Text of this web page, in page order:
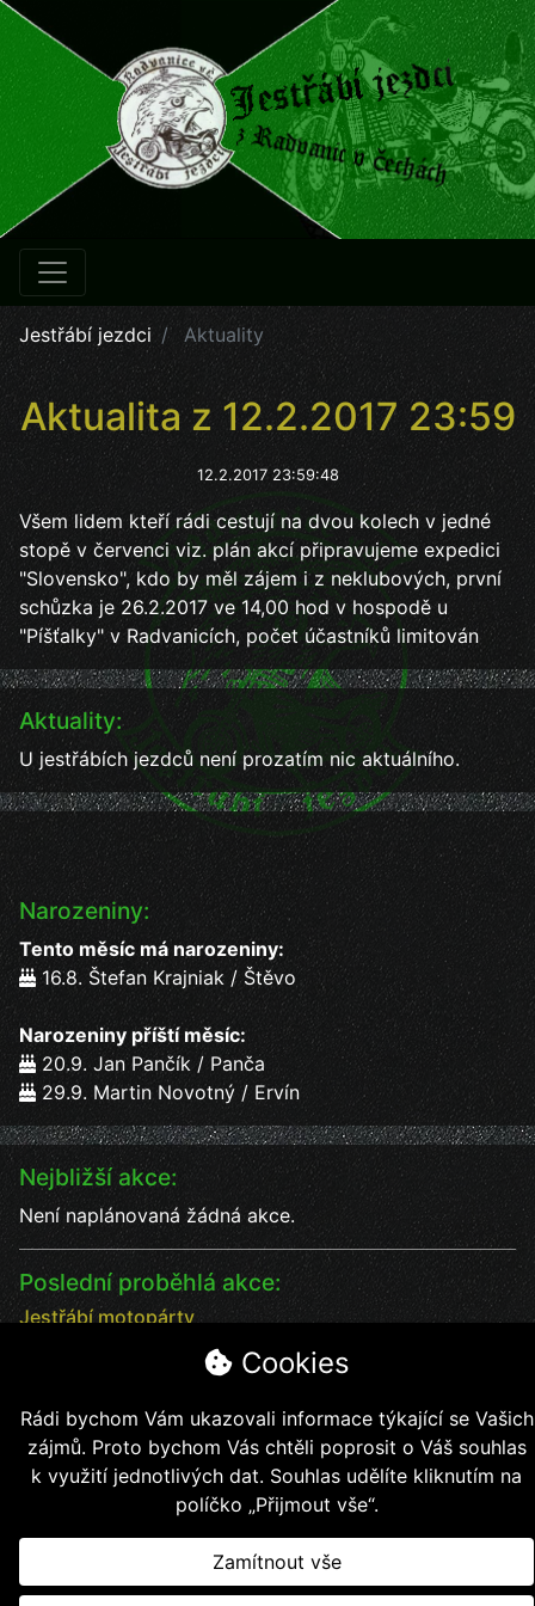
Jestřábí jezdci Aktuality
Aktuality:
U jestřábích jezdců není prozatím nic aktuálního.
Aktualita z 12.2.2017 23:59
12.2.2017 23:59:48
Všem lidem kteří rádi cestují na dvou kolech v jedné
stopě v červenci viz. plán akcí připravujeme expedici
"Slovensko", kdo by měl zájem i z neklubových, první
schůzka je 26.2.2017 ve 14,00 hod v hospodě u
"Píšťalky" v Radvanicích, počet účastníků limitován
Narozeniny:
Tento měsíc má narozeniny:
16.8. Štefan Krajniak / Štěvo
Narozeniny příští měsíc:
20.9. Jan Pančík / Panča
29.9. Martin Novotný / Ervín
Nejbližší akce:
Není naplánovaná žádná akce.
Poslední proběhlá akce:
Jestřábí motopárty
Jestřábí motopárty od 18 - 20.7. vystoupení kapel
Čas: 17:00
Místo:Jestřábí chýše
soutěže, kapely, jídlo, pití bezva kalba
Copyright © 2026, Jestřábí jezdci z.s.
Cookies
Rádi bychom Vám ukazovali informace týkající se Vašich
zájmů. Proto bychom Vás chtěli poprosit o Váš souhlas
k využití jednotlivých dat. Souhlas udělíte kliknutím na
políčko „Přijmout vše“.
Zamítnout vše